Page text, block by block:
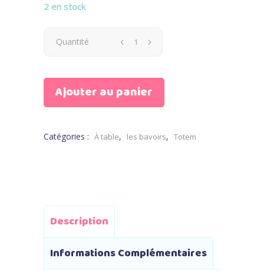
2 en stock
Bavoir
Lama
Quantité
Ajouter au panier
Catégories : À table, les bavoirs, Totem
Description
Informations Complémentaires